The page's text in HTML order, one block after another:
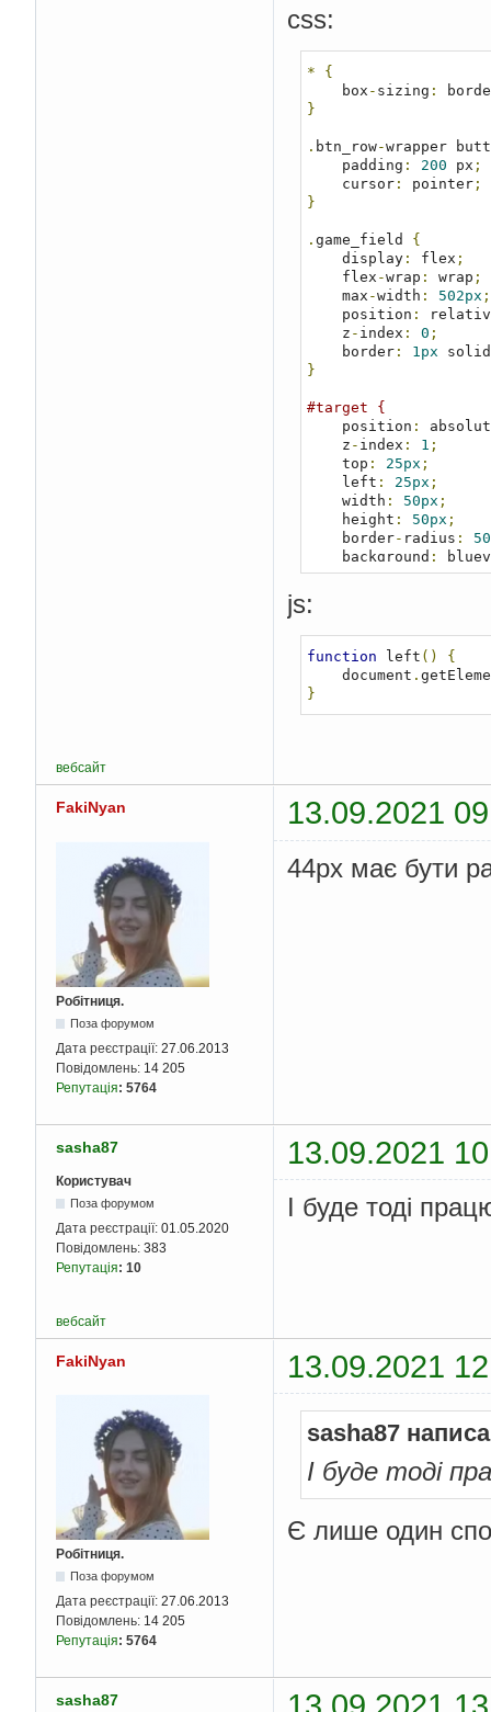
<div
class
class
class
<div
class
<div
class
<div
<div
class
</div>
<div class
<button
<button
<button
</div>
</div>
<script
src
</body>
</html>
css:
*
{
    box
- sizing :
}
. btn_row-wrapper
    padding
: 200 px ;
    cursor
: pointer;
}
. game_field {
    display
: flex ;
    flex
-wrap : wrap ;
    max
-width : 502px ;
    position
:
    z
- index : 0 ;
    border
: 1px solid
}
#target {
    position
:
    z
- index : 1 ;
    top
: 25px ;
    left
: 25px ;
    width
: 50px ;
    height
: 50px ;
    border
- radius : 50
    background
:
    font
-size: 8px;
    width
: 100px
;
    height
100px;
1px
js:
function left ()
{
    document
.
}
вебсайт
FakiNyan 13.09.2021
Робітниця.
Поза форумом
Дата реєстрації: 27.06.2013
Повідомлень: 14 205
Репутація: 5764
44px має бути
sasha87 13.09.2021
Користувач
Поза форумом
Дата реєстрації: 01.05.2020
Повідомлень: 383
Репутація: 10
І буде тоді
вебсайт
FakiNyan 13.09.2021
Робітниця.
Поза форумом
Дата реєстрації: 27.06.2013
Повідомлень: 14 205
Репутація: 5764
sasha87
І буде тоді
Є лише один
sasha87